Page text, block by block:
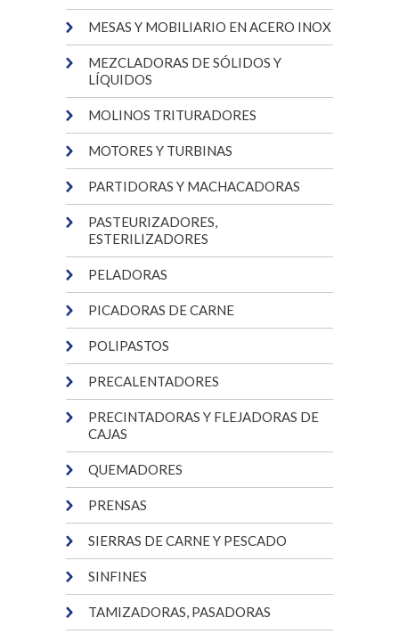
MESAS Y MOBILIARIO EN ACERO INOX
MEZCLADORAS DE SÓLIDOS Y
LÍQUIDOS
MOLINOS TRITURADORES
MOTORES Y TURBINAS
PARTIDORAS Y MACHACADORAS
PASTEURIZADORES,
ESTERILIZADORES
PELADORAS
PICADORAS DE CARNE
POLIPASTOS
PRECALENTADORES
PRECINTADORAS Y FLEJADORAS DE
CAJAS
QUEMADORES
PRENSAS
SIERRAS DE CARNE Y PESCADO
SINFINES
TAMIZADORAS, PASADORAS